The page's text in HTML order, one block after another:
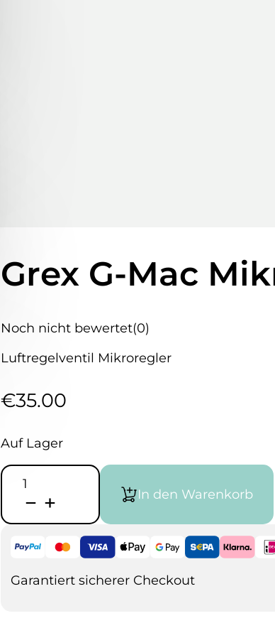
Grex G-Mac
Noch nicht bewertet(0)
Luftregelventil Mikroregler
€35.00
Auf Lager
Grex
G-
Mac
Air
Control
Valve
In den Warenkorb
Garantiert sicherer Checkout